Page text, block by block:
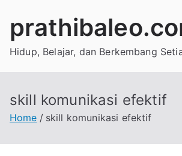
content
Hidup, Belajar, dan Berkembang
skill komunikasi efektif
Home skill komunikasi efektif